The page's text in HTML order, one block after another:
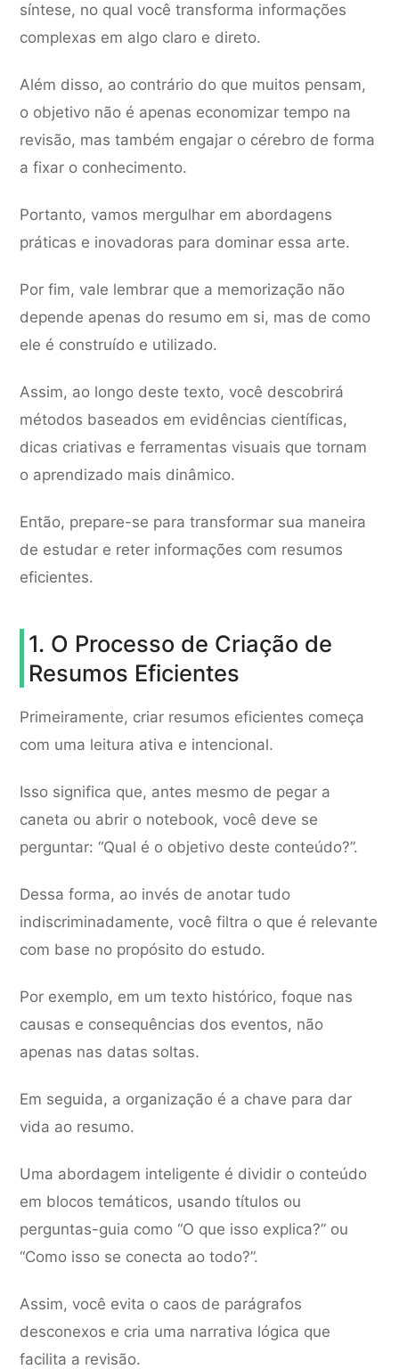
síntese, no qual você transforma informações
complexas em algo claro e direto.
Além disso, ao contrário do que muitos pensam,
o objetivo não é apenas economizar tempo na
revisão, mas também engajar o cérebro de forma
a fixar o conhecimento.
Portanto, vamos mergulhar em abordagens
práticas e inovadoras para dominar essa arte.
Por fim, vale lembrar que a memorização não
depende apenas do resumo em si, mas de como
ele é construído e utilizado.
Assim, ao longo deste texto, você descobrirá
métodos baseados em evidências científicas,
dicas criativas e ferramentas visuais que tornam
o aprendizado mais dinâmico.
Então, prepare-se para transformar sua maneira
de estudar e reter informações com resumos
eficientes.
1. O Processo de Criação de
Resumos Eficientes
Primeiramente, criar resumos eficientes começa
com uma leitura ativa e intencional.
Isso significa que, antes mesmo de pegar a
caneta ou abrir o notebook, você deve se
perguntar: “Qual é o objetivo deste conteúdo?”.
Dessa forma, ao invés de anotar tudo
indiscriminadamente, você filtra o que é relevante
com base no propósito do estudo.
Por exemplo, em um texto histórico, foque nas
causas e consequências dos eventos, não
apenas nas datas soltas.
Em seguida, a organização é a chave para dar
vida ao resumo.
Uma abordagem inteligente é dividir o conteúdo
em blocos temáticos, usando títulos ou
perguntas-guia como “O que isso explica?” ou
“Como isso se conecta ao todo?”.
Assim, você evita o caos de parágrafos
desconexos e cria uma narrativa lógica que
facilita a revisão.